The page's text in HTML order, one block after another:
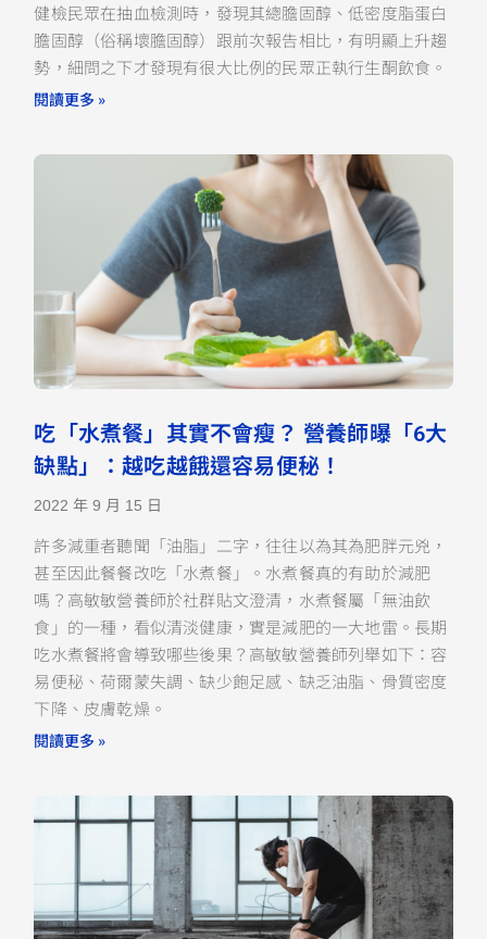
健檢民眾在抽血檢測時，發現其總膽固醇、低密度脂蛋白
膽固醇（俗稱壞膽固醇）跟前次報告相比，有明顯上升趨
勢，細問之下才發現有很大比例的民眾正執行生酮飲食。
閱讀更多 »
吃「水煮餐」其實不會瘦？ 營養師曝「6大
缺點」：越吃越餓還容易便秘！
2022 年 9 月 15 日
許多減重者聽聞「油脂」二字，往往以為其為肥胖元兇，
甚至因此餐餐改吃「水煮餐」。水煮餐真的有助於減肥
嗎？高敏敏營養師於社群貼文澄清，水煮餐屬「無油飲
食」的一種，看似清淡健康，實是減肥的一大地雷。長期
吃水煮餐將會導致哪些後果？高敏敏營養師列舉如下：容
易便秘、荷爾蒙失調、缺少飽足感、缺乏油脂、骨質密度
下降、皮膚乾燥。
閱讀更多 »